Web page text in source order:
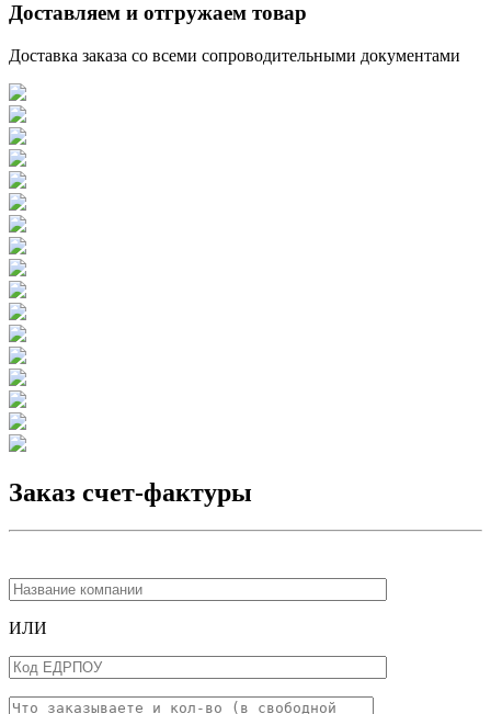
Доставляем и отгружаем товар
Доставка заказа со всеми сопроводительными документами
Заказ счет-фактуры
ИЛИ